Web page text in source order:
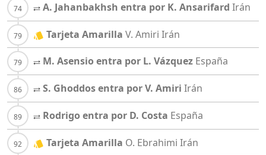
A. Jahanbakhsh entra por K. Ansarifard Irán
Tarjeta Amarilla V. Amiri Irán
M. Asensio entra por L. Vázquez España
S. Ghoddos entra por V. Amiri Irán
Rodrigo entra por D. Costa España
Tarjeta Amarilla O. Ebrahimi Irán